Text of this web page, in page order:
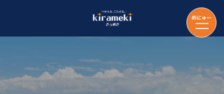
めにゅー